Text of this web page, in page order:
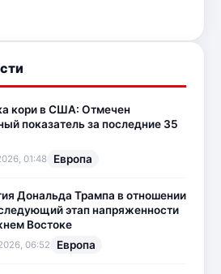
кори в США: Отмечен
показатель за последние 35
01:48 Европа
Дональда Трампа в отношении
этап напряженности
Востоке
06:52 Европа